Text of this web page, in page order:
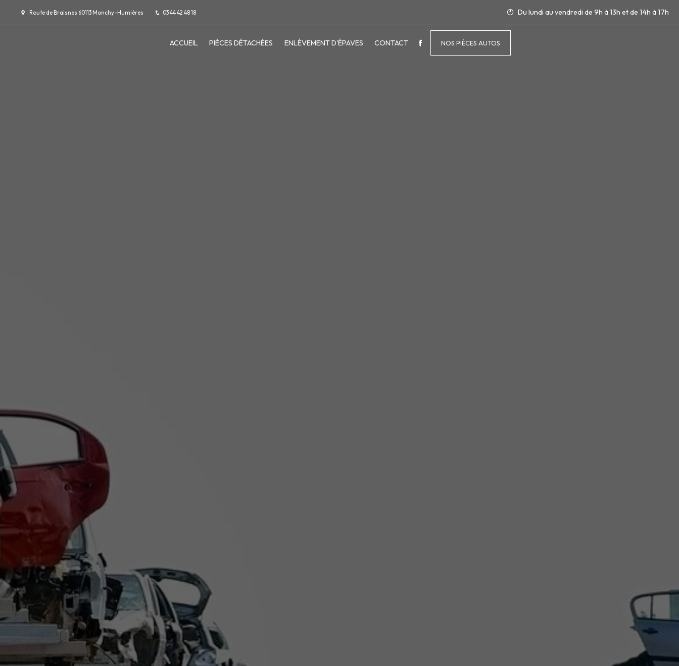
Route de Braisnes 60113 Monchy-Humières 03 44 42 48 18 Du lundi au vendredi de 9h à 13h et de 14h à 17h
ACCUEIL PIÈCES DÉTACHÉES ENLÈVEMENT D'ÉPAVES CONTACT NOS PIÈCES AUTOS